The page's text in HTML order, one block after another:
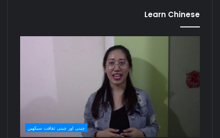
Learn Chinese
چینی اور چینی ثقافت سیکھیں